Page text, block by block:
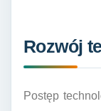
Rozwój
Postęp